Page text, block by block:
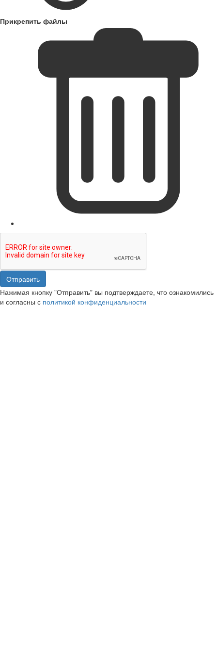
Прикрепить файлы
Отправить
Нажимая кнопку "Отправить" вы подтверждаете, что ознакомились
и согласны с политикой конфиденциальности